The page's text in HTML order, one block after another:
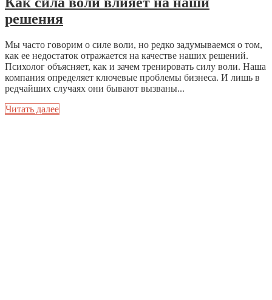
решения
Мы часто говорим о силе воли, но редко задумываемся о том,
как ее недостаток отражается на качестве наших решений.
Психолог объясняет, как и зачем тренировать силу воли. Наша
компания определяет ключевые проблемы бизнеса. И лишь в
редчайших случаях они бывают вызваны...
Читать далее